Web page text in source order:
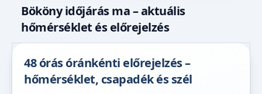
Bököny időjárás ma – aktuális
hőmérséklet és előrejelzés
48 órás óránkénti előrejelzés –
hőmérséklet, csapadék és szél